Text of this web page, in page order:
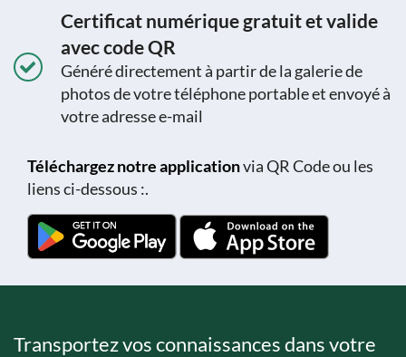
Certificat numérique gratuit et valide
avec code QR
Généré directement à partir de la galerie de
photos de votre téléphone portable et envoyé à
votre adresse e-mail
Téléchargez notre applicationvia QR Code ou les
liens ci-dessous :.
Transportez vos connaissances dans votre